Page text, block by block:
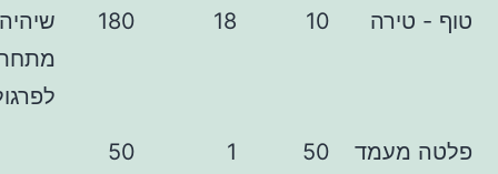
10
18
180
שיהיה בחוץ,
50
1
50